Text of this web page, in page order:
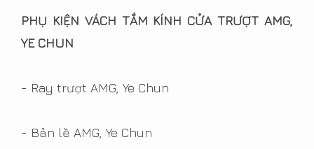
PHỤ KIỆN VÁCH TẮM KÍNH CỬA TRƯỢT AMG,
YE CHUN
- Ray trượt AMG, Ye Chun
- Bản lề AMG, Ye Chun